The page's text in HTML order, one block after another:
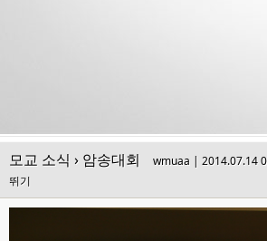
모교 소식 › 암송대회 wmuaa | 2014.07.14
뛰기